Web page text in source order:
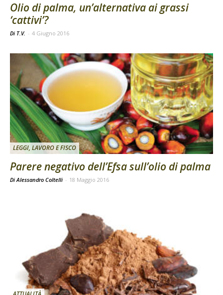
Olio di palma, un’alternativa ai grassi
‘cattivi’?
Di T.V. - 4 Giugno 2016
LEGGI, LAVORO E FISCO
Parere negativo dell’Efsa sull’olio di palma
Di Alessandro Coltelli - 18 Maggio 2016